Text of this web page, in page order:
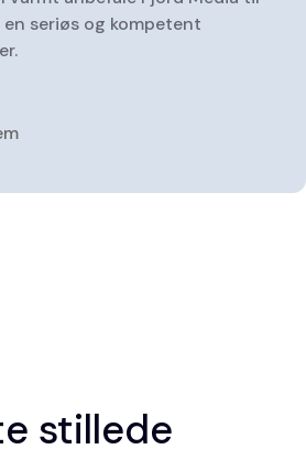
en seriøs og kompetent
stillede